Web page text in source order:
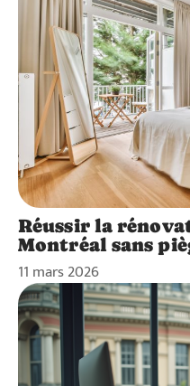
Réussir la
Montréal sans
11 mars 2026